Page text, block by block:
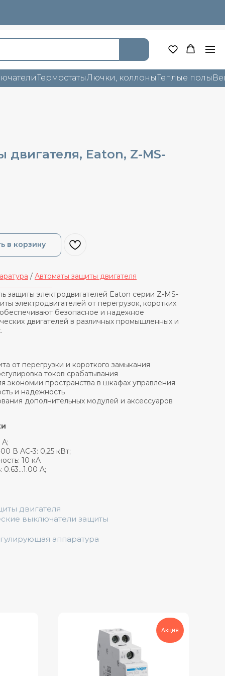
ТермостатыЛючки, коллоныТеплые полы
двигателя, Eaton, Z-MS-
в корзину
/ Автоматы защиты двигателя
защиты электродвигателей Eaton серии Z-MS-
электродвигателей от перегрузок, коротких
безопасное и надежное
двигателей в различных промышленных и
от перегрузки и короткого замыкания
токов срабатывания
экономии пространства в шкафах управления
и надежность
дополнительных модулей и аксессуаров
А;
В AC-3: 0,25 кВт;
10 кA
A;
двигателя
вы ключатели защиты
аппаратура
Акция